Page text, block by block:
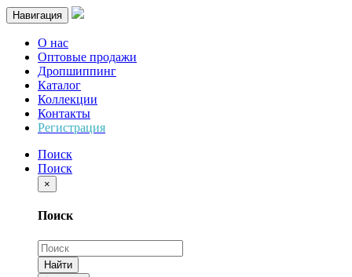
Навигация
О нас
Оптовые продажи
Дропшиппинг
Каталог
Коллекции
Контакты
Регистрация
Поиск
Поиск
×
Поиск
Найти